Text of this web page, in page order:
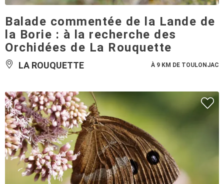
Balade commentée de la Lande de
la Borie : à la recherche des
Orchidées de La Rouquette
LA ROUQUETTE À 9 KM DE TOULONJAC